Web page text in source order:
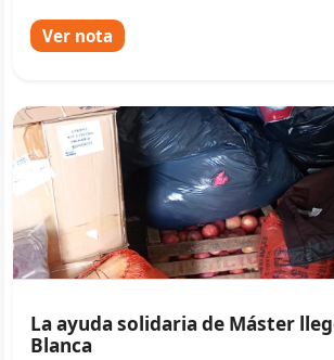
Ver nota
La ayuda solidaria de Máster
Blanca